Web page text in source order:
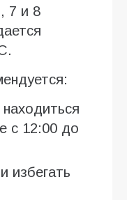
7 и 8
с 12:00 до
избегать